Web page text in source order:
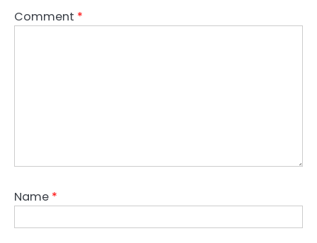
Comment *
Name *